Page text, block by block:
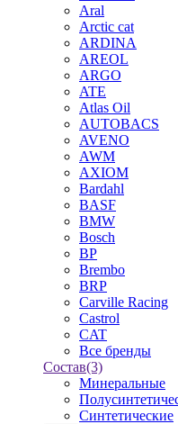
Aral
Arctic cat
ARDINA
AREOL
ARGO
ATE
Atlas Oil
AUTOBACS
AVENO
AWM
AXIOM
Bardahl
BASF
BMW
Bosch
BP
Brembo
BRP
Carville Racing
Castrol
CAT
Все бренды
Состав(3)
Минеральные
Синтетические